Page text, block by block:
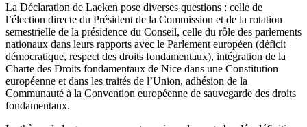
La Déclaration de Laeken pose diverses questions : celle de
l’élection directe du Président de la Commission et de la rotation
semestrielle de la présidence du Conseil, celle du rôle des parlements
nationaux dans leurs rapports avec le Parlement européen (déficit
démocratique, respect des droits fondamentaux), intégration de la
Charte des Droits fondamentaux de Nice dans une Constitution
européenne et dans les traités de l’Union, adhésion de la
Communauté à la Convention européenne de sauvegarde des droits
fondamentaux.